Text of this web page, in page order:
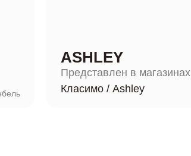
ASHLEY
Представлен в магазинах
Класимо /Ashley